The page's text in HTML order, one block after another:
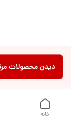
دیدن محصولات
خانه